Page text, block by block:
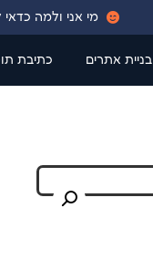
מי אני ולמה כדאי
בניית אתרים כתיבת